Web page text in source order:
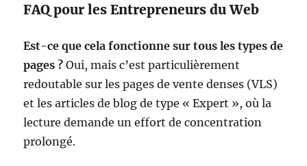
FAQ pour les Entrepreneurs du Web
Est-ce que cela fonctionne sur tous les types de
pages ? Oui, mais c’est particulièrement
redoutable sur les pages de vente denses (VLS)
et les articles de blog de type « Expert », où la
lecture demande un effort de concentration
prolongé.